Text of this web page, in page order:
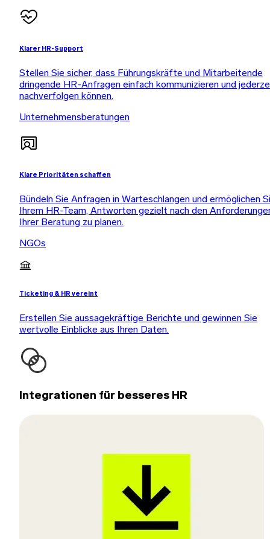
Klarer HR-Support
Stellen Sie sicher, dass Führungskräfte und Mitarbeitende
dringende HR-Anfragen einfach kommunizieren und
nachverfolgen können.
Unternehmensberatungen
Klare Prioritäten schaffen
Bündeln Sie Anfragen in Warteschlangen und ermöglichen
Ihrem HR-Team, Antworten gezielt nach den
Ihrer Beratung zu planen.
NGOs
Ticketing & HR vereint
Erstellen Sie aussagekräftige Berichte und gewinnen Sie
wertvolle Einblicke aus Ihren Daten.
Integrationen für besseres HR